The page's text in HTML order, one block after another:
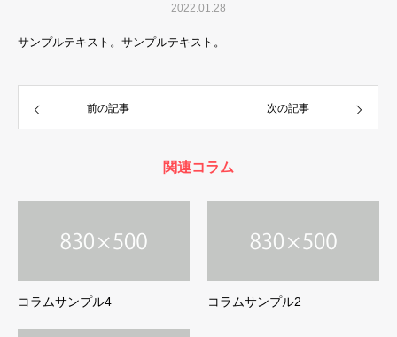
2022.01.28
サンプルテキスト。サンプルテキスト。
前の記事 次の記事
関連コラム
コラムサンプル4 コラムサンプル2